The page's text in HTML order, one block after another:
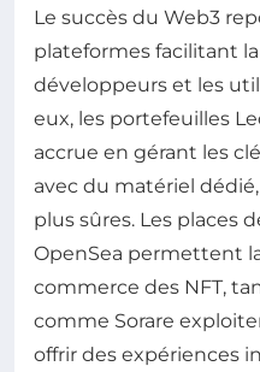
Le succès du Web3
plateformes facilitant
développeurs et les
eux, les portefeuilles
accrue en gérant les
avec du matériel
plus sûres. Les places
OpenSea permettent
commerce des NFT,
comme Sorare
offrir des expériences